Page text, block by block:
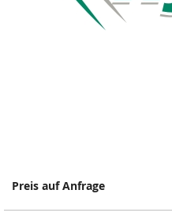
Preis auf Anfrage
Springe
Anfang